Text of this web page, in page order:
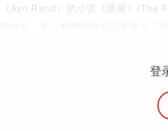
（Ayn Rand）的小说《源泉》(The
登